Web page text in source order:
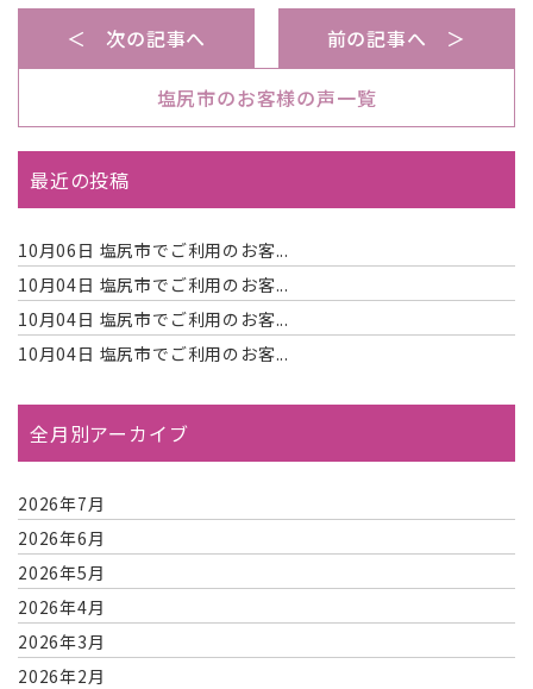
＜ 次の記事へ
塩尻市のお客様の声一覧
前の記事へ ＞
最近の投稿
10月06日 塩尻市でご利用のお客...
10月04日 塩尻市でご利用のお客...
10月04日 塩尻市でご利用のお客...
10月04日 塩尻市でご利用のお客...
全月別アーカイブ
2026年7月
2026年6月
2026年5月
2026年4月
2026年3月
2026年2月